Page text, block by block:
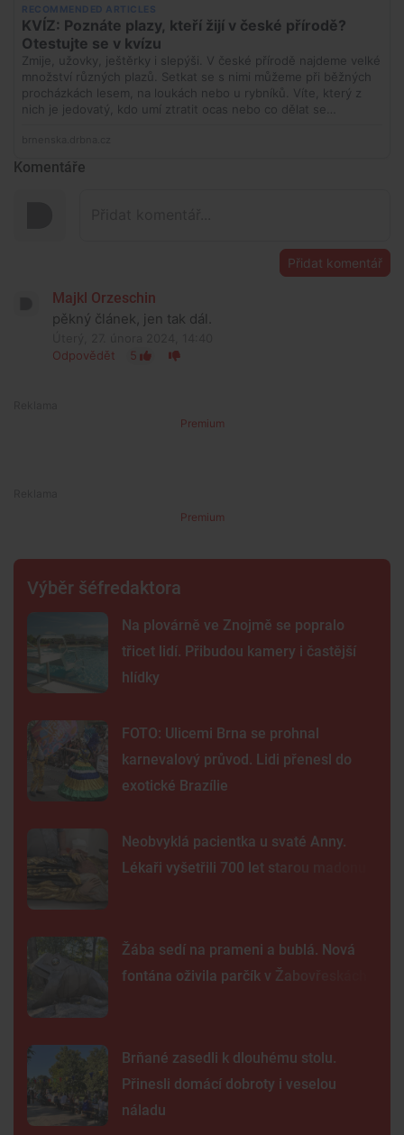
Komentáře
Přidat komentář
Majkl Orzeschin
pěkný článek, jen tak dál.
Odpovědět
5
Premium
Premium
Výběr šéfredaktora
Na plovárně ve Znojmě se popralo
třicet lidí. Přibudou kamery i častější
hlídky
FOTO: Ulicemi Brna se prohnal
karnevalový průvod. Lidi přenesl do
exotické Brazílie
Neobvyklá pacientka u svaté Anny.
Lékaři vyšetřili 700 let starou madonu
Žába sedí na prameni a bublá. Nová
fontána oživila parčík v Žabovřeskách
Brňané zasedli k dlouhému stolu.
Přinesli domácí dobroty i veselou
náladu